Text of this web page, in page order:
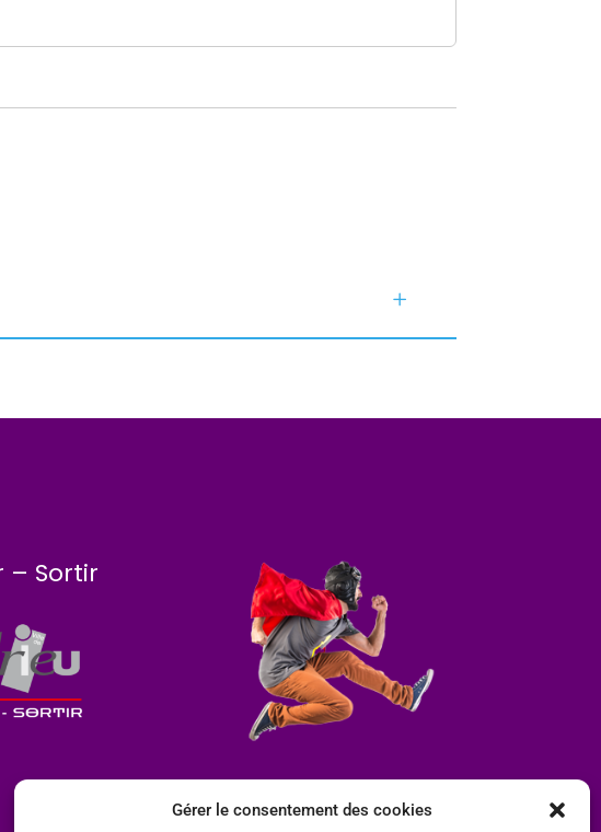
Gérer le consentement des cookies
– Sortir